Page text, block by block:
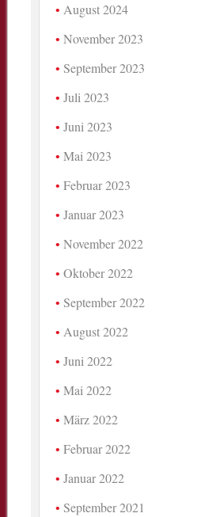
August 2024
November 2023
September 2023
Juli 2023
Juni 2023
Mai 2023
Februar 2023
Januar 2023
November 2022
Oktober 2022
September 2022
August 2022
Juni 2022
Mai 2022
März 2022
Februar 2022
Januar 2022
September 2021